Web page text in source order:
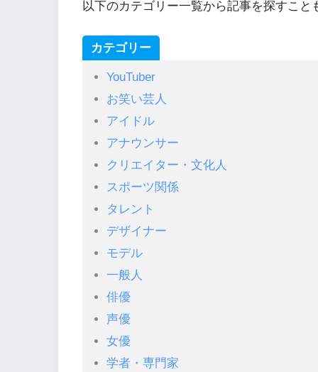
以下のカテゴリー一覧から記事を探すこと
カテゴリー
YouTuber
お笑い芸人
アイドル
アナウンサー
クリエイター・文化人
スポーツ関係
タレント
デザイナー
モデル
一般人
俳優
声優
女優
学者・専門家